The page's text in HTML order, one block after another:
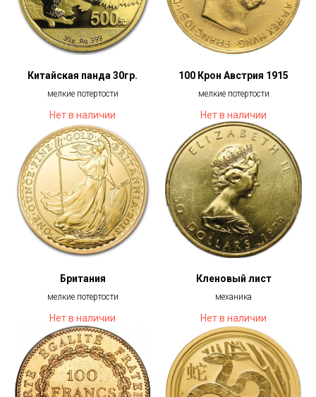
Китайская панда 30гр.
мелкие потертости
Нет в наличии
100 Крон Австрия 1915
мелкие потертости
Нет в наличии
Британия
мелкие потертости
Нет в наличии
Кленовый лист
механика
Нет в наличии